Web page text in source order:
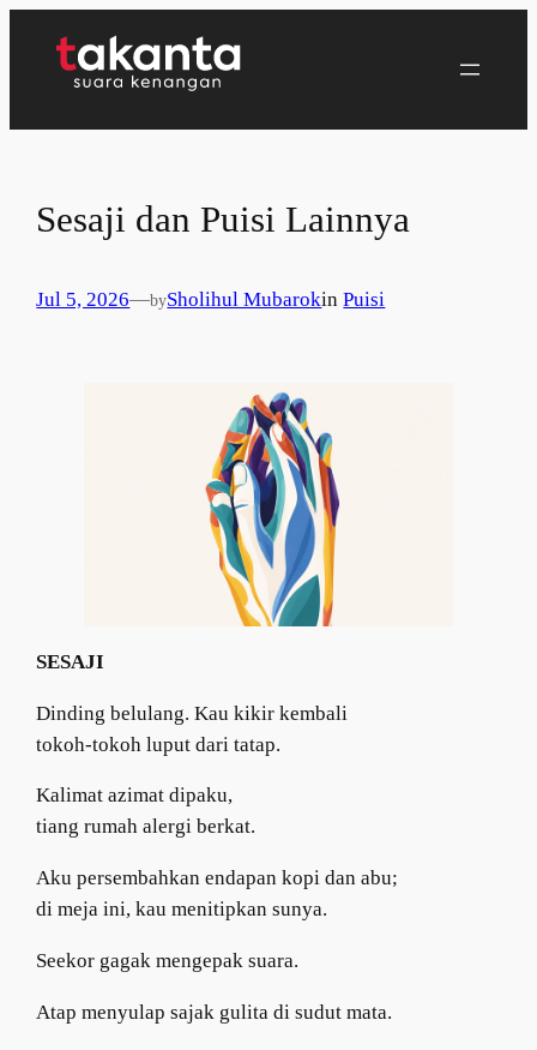
Sesaji dan Puisi Lainnya
Jul 5, 2026—bySholihul MubarokinPuisi
SESAJI
Dinding belulang. Kau kikir kembali
tokoh-tokoh luput dari tatap.
Kalimat azimat dipaku,
tiang rumah alergi berkat.
Aku persembahkan endapan kopi dan abu;
di meja ini, kau menitipkan sunya.
Seekor gagak mengepak suara.
Atap menyulap sajak gulita di sudut mata.